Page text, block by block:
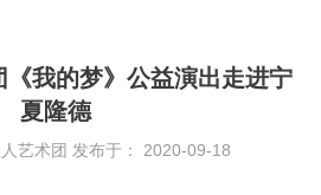
《我的梦》公益演出走进宁
夏隆德
艺术团 发布于： 2020-09-18